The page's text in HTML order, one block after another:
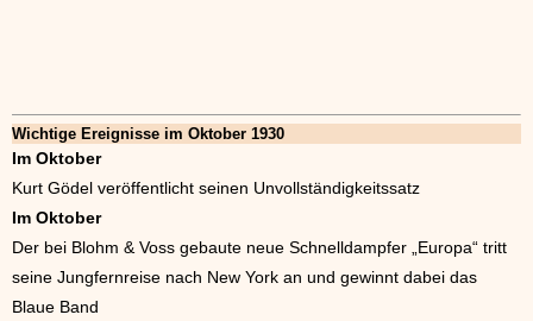
Wichtige Ereignisse im Oktober 1930
Im Oktober
Kurt Gödel veröffentlicht seinen Unvollständigkeitssatz
Im Oktober
Der bei Blohm & Voss gebaute neue Schnelldampfer „Europa“ tritt
seine Jungfernreise nach New York an und gewinnt dabei das
Blaue Band